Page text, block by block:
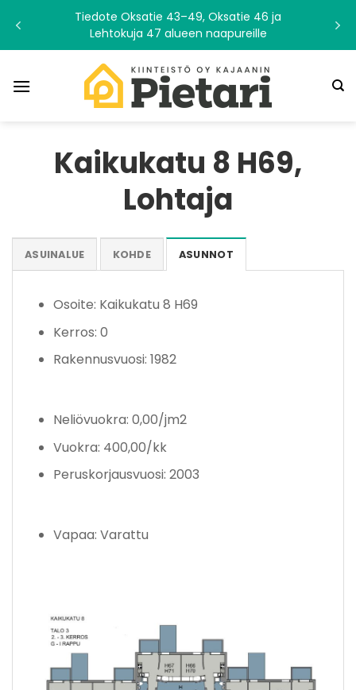
content
Tiedote Oksatie 43–49, Oksatie 46 ja
Lehtokuja 47 alueen naapureille
Kaikukatu 8 H69,
Lohtaja
ASUINALUE KOHDE ASUNNOT
Osoite: Kaikukatu 8 H69
Kerros: 0
Rakennusvuosi: 1982
Neliövuokra: 0,00/jm2
Vuokra: 400,00/kk
Peruskorjausvuosi: 2003
Vapaa: Varattu